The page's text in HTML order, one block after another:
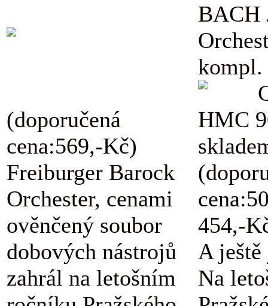
(doporučená
cena:569,-Kč)
Freiburger Barock
Orchester, cenami
ověnčený soubor
dobových nástrojů
zahrál na letošním
BACH
kompl.
HMC
454,-
A
Na